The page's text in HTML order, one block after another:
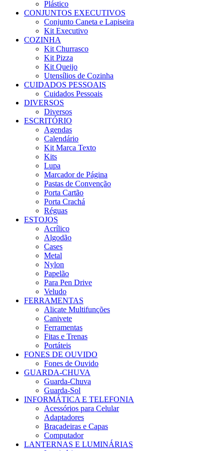
Plástico
CONJUNTOS EXECUTIVOS
Conjunto Caneta e Lapiseira
Kit Executivo
COZINHA
Kit Churrasco
Kit Pizza
Kit Queijo
Utensílios de Cozinha
CUIDADOS PESSOAIS
Cuidados Pessoais
DIVERSOS
Diversos
ESCRITÓRIO
Agendas
Calendário
Kit Marca Texto
Kits
Lupa
Marcador de Página
Pastas de Convenção
Porta Cartão
Porta Crachá
Réguas
ESTOJOS
Acrílico
Algodão
Cases
Metal
Nylon
Papelão
Para Pen Drive
Veludo
FERRAMENTAS
Alicate Multifunções
Canivete
Ferramentas
Fitas e Trenas
Portáteis
FONES DE OUVIDO
Fones de Ouvido
GUARDA-CHUVA
Guarda-Chuva
Guarda-Sol
INFORMÁTICA E TELEFONIA
Acessórios para Celular
Adaptadores
Braçadeiras e Capas
Computador
LANTERNAS E LUMINÁRIAS